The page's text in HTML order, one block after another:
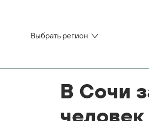
Выбрать регион
В Сочи
человек